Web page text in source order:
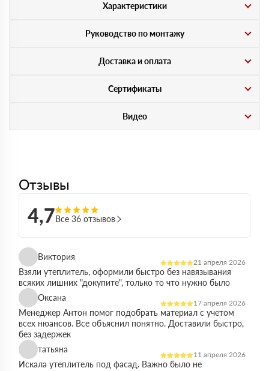
Характеристики
Руководство по монтажу
Доставка и оплата
Сертификаты
Видео
Отзывы
4,7Все 36 отзывов
Виктория
21 апреля 2026
Взяли утеплитель, оформили быстро без навязывания
всяких лишних "докупите", только то что нужно было
Оксана
17 апреля 2026
Менеджер Антон помог подобрать материал с учетом
всех нюансов. Все объяснил понятно. Доставили быстро,
без задержек
татьяна
11 апреля 2026
Искала утеплитель под фасад. Важно было не